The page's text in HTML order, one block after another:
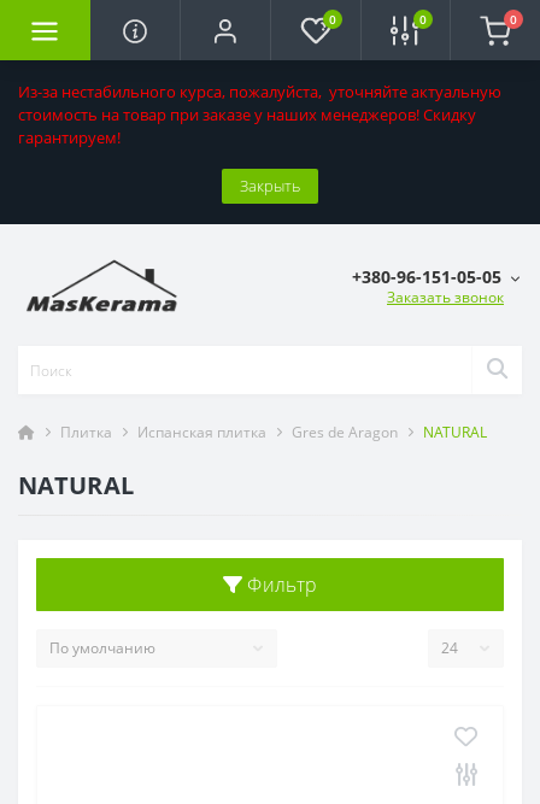
Из-за нестабильного курса, пожалуйста, уточняйте актуальную
стоимость на товар при заказе у наших менеджеров! Скидку
гарантируем!
Закрыть
0 0 0
+380-96-151-05-05
Заказать звонок
Плитка Испанская плитка Gres de Aragon NATURAL
NATURAL
Фильтр